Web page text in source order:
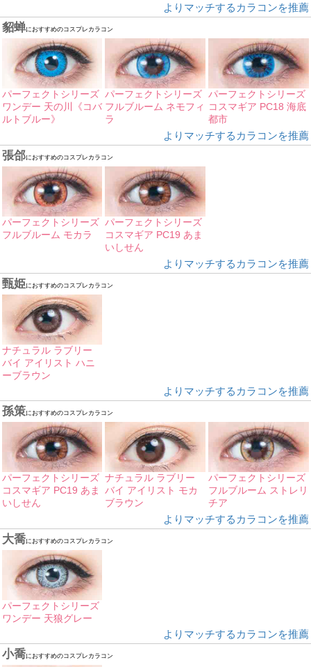
よりマッチするカラコンを推薦
貂蝉におすすめのコスプレカラコン
パーフェクトシリーズ
ワンデー 天の川《コバ
ルトブルー》
パーフェクトシリーズ
フルブルーム ネモフィ
ラ
パーフェクトシリーズ
コスマギア PC18 海底
都市
よりマッチするカラコンを推薦
張郃におすすめのコスプレカラコン
パーフェクトシリーズ
フルブルーム モカラ
パーフェクトシリーズ
コスマギア PC19 あま
いしせん
よりマッチするカラコンを推薦
甄姫におすすめのコスプレカラコン
ナチュラル ラブリー
バイ アイリスト ハニ
ーブラウン
よりマッチするカラコンを推薦
孫策におすすめのコスプレカラコン
パーフェクトシリーズ
コスマギア PC19 あま
いしせん
ナチュラル ラブリー
バイ アイリスト モカ
ブラウン
パーフェクトシリーズ
フルブルーム ストレリ
チア
よりマッチするカラコンを推薦
大喬におすすめのコスプレカラコン
パーフェクトシリーズ
ワンデー 天狼グレー
よりマッチするカラコンを推薦
小喬におすすめのコスプレカラコン